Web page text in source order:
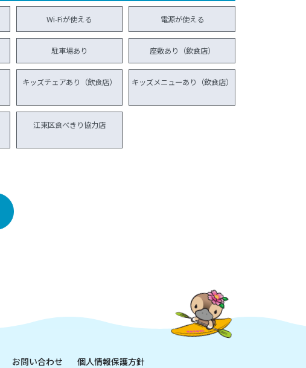
Wi-Fiが使える 電源が使える
駐車場あり 座敷あり（飲食店）
キッズチェアあり（飲食店） キッズメニューあり（飲食店）
江東区食べきり協力店
お問い合わせ 個人情報保護方針